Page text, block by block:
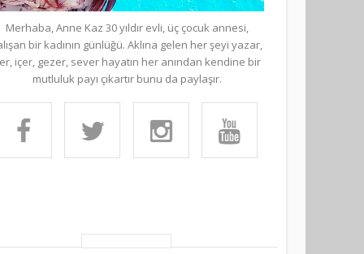
Merhaba, Anne Kaz 30 yıldır evli, üç çocuk annesi,
bir kadının günlüğü. Aklına gelen her şeyi yazar,
içer, gezer, sever hayatın her anından kendine bir
mutluluk payı çıkartır bunu da paylaşır.